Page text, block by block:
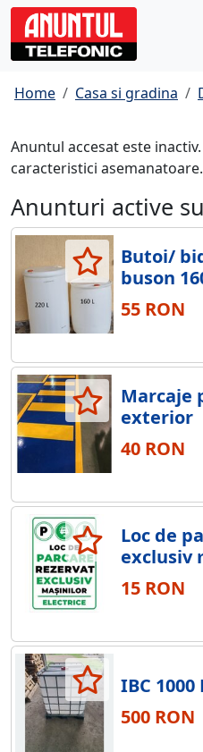
Home Casa si gradina
Anuntul accesat este
caracteristici asemanatoare.
Anunturi active
Butoi/
buson
55 RON
Marcaje
exterior
40 RON
Loc de
exclusiv
15 RON
IBC
500 RON